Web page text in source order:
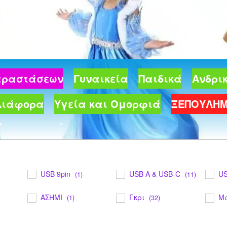
Γυναικεία Παιδικά
Υγεία και Ομορφιά
USB 9pin (1) USB A & USB-C (11)
ΑΣΗΜΙ (1) Γκρι (32)